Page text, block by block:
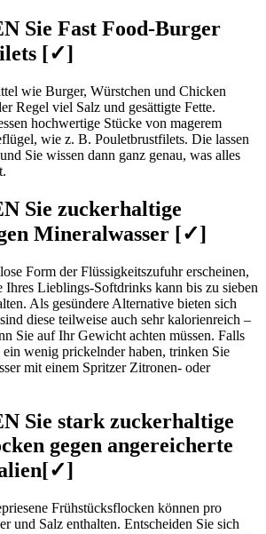
Sie Fast Food-Burger
[✓]
wie Burger, Würstchen und Chicken
Regel viel Salz und gesättigte Fette.
hochwertige Stücke von magerem
wie z. B. Pouletbrustfilets. Die lassen
Sie wissen dann ganz genau, was alles
Sie zuckerhaltige
Mineralwasser [✓]
Form der Flüssigkeitszufuhr erscheinen,
Ihres Lieblings-Softdrinks kann bis zu sieben
Als gesündere Alternative bieten sich
diese teilweise auch sehr kalorienreich –
Sie auf Ihr Gewicht achten müssen. Falls
ein wenig prickelnder haben, trinken Sie
mit einem Spritzer Zitronen- oder
Sie stark zuckerhaltige
gegen angereicherte
Frühstücksflocken können pro
und Salz enthalten. Entscheiden Sie sich